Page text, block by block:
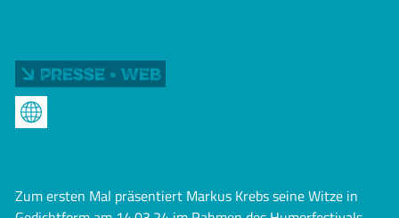
Presse • Web
Zum ersten Mal präsentiert Markus Krebs seine Witze in